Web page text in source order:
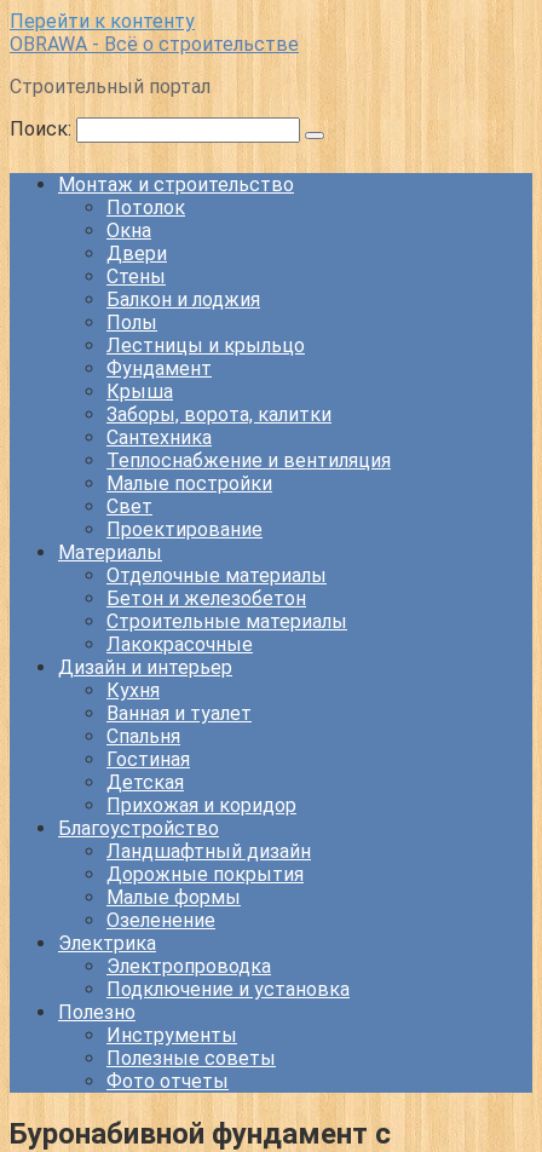
Перейти к контенту
OBRAWA - Всё о строительстве
Строительный портал
Поиск:
Монтаж и строительство
Потолок
Окна
Двери
Стены
Балкон и лоджия
Полы
Лестницы и крыльцо
Фундамент
Крыша
Заборы, ворота, калитки
Сантехника
Теплоснабжение и вентиляция
Малые постройки
Свет
Проектирование
Материалы
Отделочные материалы
Бетон и железобетон
Строительные материалы
Лакокрасочные
Дизайн и интерьер
Кухня
Ванная и туалет
Спальня
Гостиная
Детская
Прихожая и коридор
Благоустройство
Ландшафтный дизайн
Дорожные покрытия
Малые формы
Озеленение
Электрика
Электропроводка
Подключение и установка
Полезно
Инструменты
Полезные советы
Фото отчеты
Буронабивной фундамент с